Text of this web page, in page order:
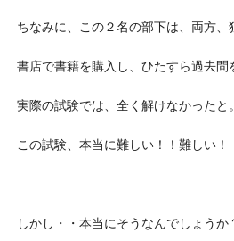
ちなみに、この２名の部下は、両方、
書店で書籍を購入し、ひたすら過去問
実際の試験では、全く解けなかったと。
この試験、本当に難しい！！難しい！
しかし・・本当にそうなんでしょうか